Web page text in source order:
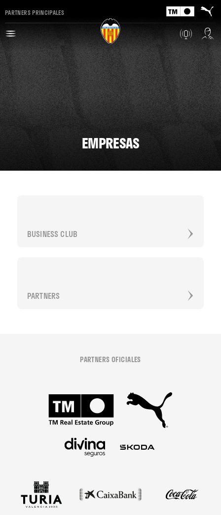
PARTNERS PRINCIPALES
EMPRESAS
BUSINESS CLUB
PARTNERS
PARTNERS OFICIALES